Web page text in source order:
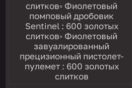
слитков◦ Фиолетовый
помповый дробовик
Sentinel : 600 золотых
слитков◦ Фиолетовый
завуалированный
прецизионный пистолет-
пулемет : 600 золотых
слитков